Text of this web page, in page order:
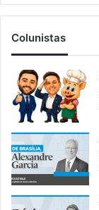
Colunistas